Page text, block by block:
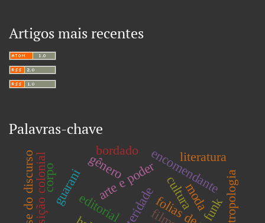
Artigos mais recentes
Palavras-chave
editorial
guarani alteridade
arte e poder
exposição colonial encomendanteantropologia
cultura
análise do discurso gênero
bordado literatura
modafunk
corpo